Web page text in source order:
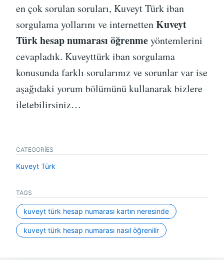
en çok sorulan soruları, Kuveyt Türk iban
sorgulama yollarını ve internettenKuveyt
Türk hesap numarası öğrenmeyöntemlerini
cevapladık. Kuveyttürk iban sorgulama
konusunda farklı sorularınız ve sorunlar var ise
aşağıdaki yorum bölümünü kullanarak bizlere
iletebilirsiniz…
CATEGORIES
Kuveyt Türk
TAGS
kuveyt türk hesap numarası kartın neresinde
kuveyt türk hesap numarası nasıl öğrenilir